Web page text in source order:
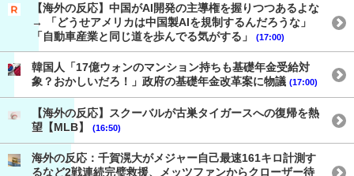
【海外の反応】中国がAI開発の主導権を握りつつあるよな
→ 「どうせアメリカは中国製AIを規制するんだろうな」
「自動車産業と同じ道を歩んでる気がする」
(17:00)
韓国人「17億ウォンのマンション持ちも基礎年金受給対
象？おかしいだろ！」政府の基礎年金改革案に物議 (17:00)
【海外の反応】スクーバルが古巣タイガースへの復帰を熱
望【MLB】
(16:50)
海外の反応：千賀滉大がメジャー自己最速161キロ計測す
るなど2戦連続完璧救援、メッツファンからクローザー待